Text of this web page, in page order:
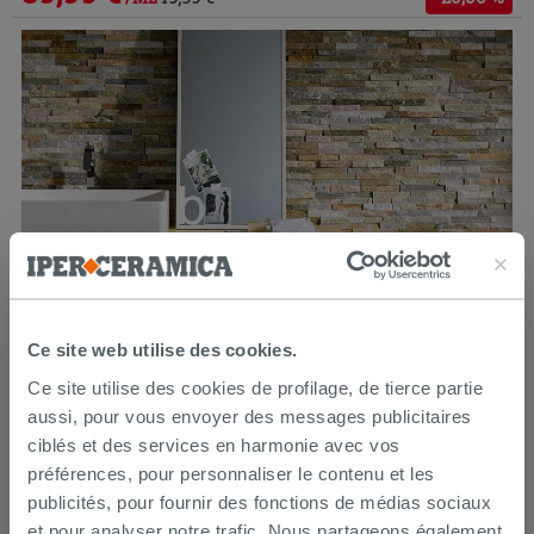
Ce site web utilise des cookies.
Ce site utilise des cookies de profilage, de tierce partie
aussi, pour vous envoyer des messages publicitaires
ciblés et des services en harmonie avec vos
préférences, pour personnaliser le contenu et les
publicités, pour fournir des fonctions de médias sociaux
Revêtement Mininat Yellow 10x36 pierre naturelle quartzite
49,99 € /M2